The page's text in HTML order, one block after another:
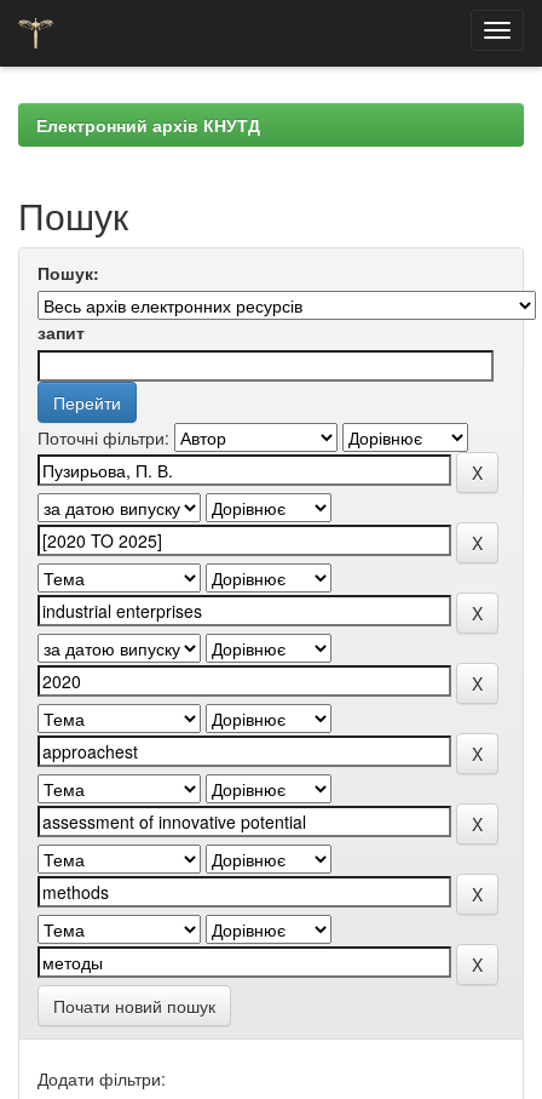
navigationЕлектронний архів КНУТД
Пошук
Пошук:
запит
Поточні фільтри:
Почати новий пошук
Додати фільтри: